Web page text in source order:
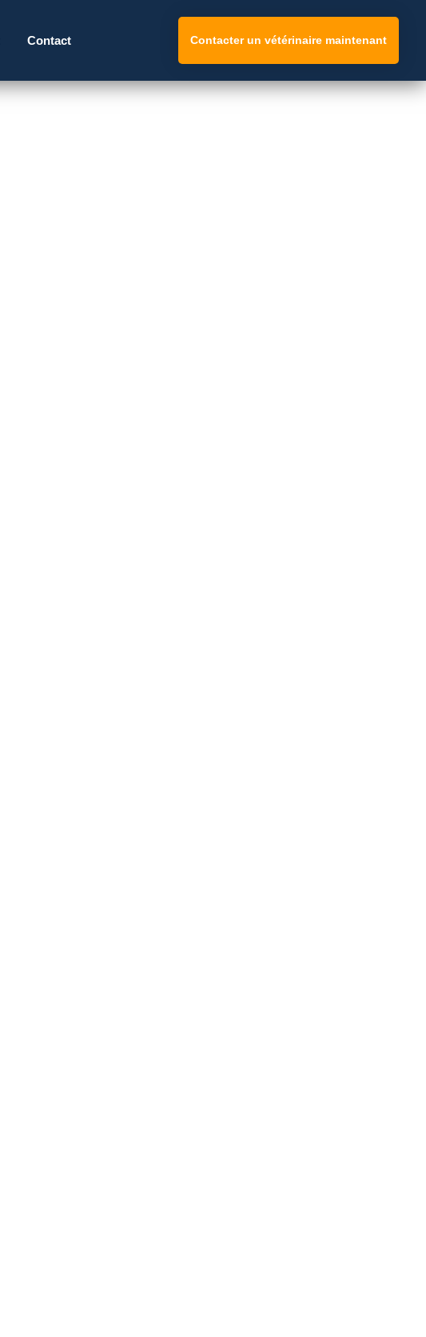
Contact Contacter un vétérinaire maintenant